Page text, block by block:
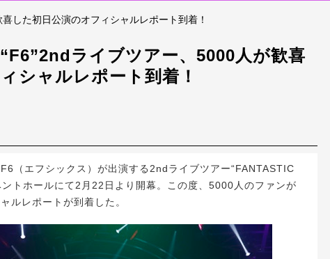
した初日公演のオフィシャルレポート到着！
ライブツアー、5000人が歓喜
シャルレポート到着！
（エフシックス）が出演する2ndライブツアー“FANTASTIC
トホールにて2月22日より開幕。この度、5000人のファンが
ルレポートが到着した。